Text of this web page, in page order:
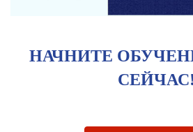
НАЧНИТЕ
СЕЙЧАС!